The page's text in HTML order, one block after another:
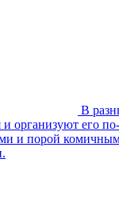
В
организуют его
и порой